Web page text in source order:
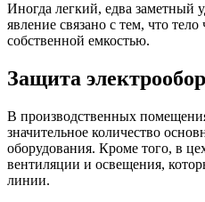
Иногда легкий, едва заметный
явление связано с тем, что тело
собственной емкостью.
Защита
В производственных
значительное количество
оборудования. Кроме того, в
вентиляции и освещения,
линии.